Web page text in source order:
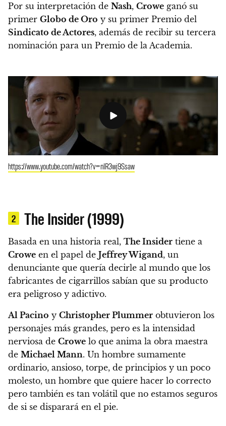
Por su interpretación de Nash, Crowe ganó su
primer Globo de Oro y su primer Premio del
Sindicato de Actores, además de recibir su tercera
nominación para un Premio de la Academia.
https://www.youtube.com/watch?v=nIR3wj9Ssaw
2 The Insider (1999)
Basada en una historia real, The Insider tiene a
Crowe en el papel de Jeffrey Wigand, un
denunciante que quería decirle al mundo que los
fabricantes de cigarrillos sabían que su producto
era peligroso y adictivo.
Al Pacino y Christopher Plummer obtuvieron los
personajes más grandes, pero es la intensidad
nerviosa de Crowe lo que anima la obra maestra
de Michael Mann. Un hombre sumamente
ordinario, ansioso, torpe, de principios y un poco
molesto, un hombre que quiere hacer lo correcto
pero también es tan volátil que no estamos seguros
de si se disparará en el pie.